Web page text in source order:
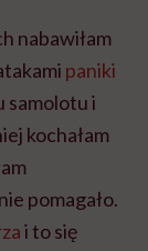
nabawiłam
paniki
samolotu i
kochałam
pomagało.
i to się